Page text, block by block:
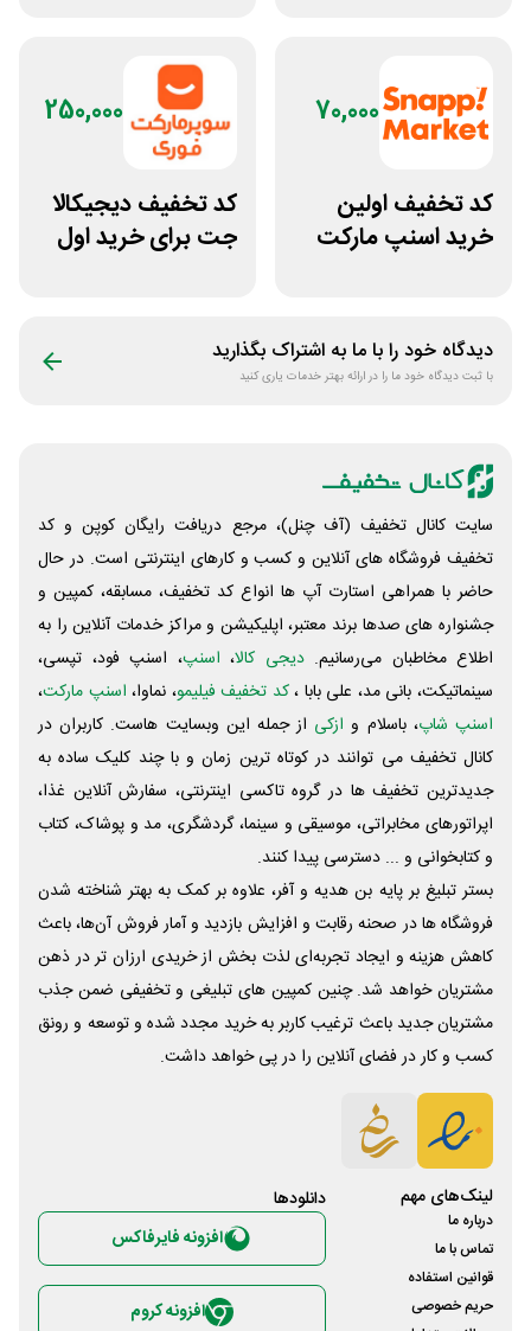
70,000
کد تخفیف اولین
خرید اسنپ مارکت
250,000
کد تخفیف دیجیکالا
جت برای خرید اول
دیدگاه خود را با ما به اشتراک بگذارید
با ثبت دیدگاه خود ما را در ارائه بهتر خدمات یاری کنید
سایت کانال تخفیف (آف چنل)، مرجع دریافت رایگان کوپن و کد
تخفیف فروشگاه های آنلاین و کسب و‌ کارهای اینترنتی است. در حال
حاضر با همراهی استارت آپ ها انواع کد تخفیف، مسابقه، کمپین و
جشنواره های صدها برند معتبر، اپلیکیشن و مراکز خدمات آنلاین را به
اطلاع مخاطبان می‌رسانیم. دیجی کالا، اسنپ، اسنپ فود، تپسی،
سینماتیکت، بانی مد، علی‌ بابا ،کد تخفیف فیلیمو، نماوا، اسنپ مارکت،
اسنپ شاپ، باسلام و ازکی از جمله این وبسایت ‌هاست. کاربران در
کانال تخفیف می توانند در کوتاه ترین زمان و با چند کلیک ساده به
جدیدترین تخفیف ها در گروه تاکسی اینترنتی، سفارش آنلاین غذا،
اپراتورهای مخابراتی، موسیقی و سینما، گردشگری، مد و پوشاک، کتاب
و کتابخوانی و ... دسترسی پیدا کنند.
بستر تبلیغ بر پایه بن هدیه و آفر، علاوه بر کمک به بهتر شناخته شدن
فروشگاه ها در صحنه رقابت و افزایش بازدید و آمار فروش آن‌ها، باعث
کاهش هزینه و ایجاد تجربه‌ای لذت بخش از خریدی ارزان تر در ذهن
مشتریان خواهد شد. چنین کمپین های تبلیغی و تخفیفی ضمن جذب
مشتریان جدید باعث ترغیب کاربر به خرید مجدد شده و توسعه و رونق
کسب و کار در فضای آنلاین را در پی خواهد داشت.
لینک‌های مهم
درباره ما
تماس با ما
قوانین استفاده
حریم خصوصی
دانلود‌ها
افزونه فایرفاکس
افزونه کروم